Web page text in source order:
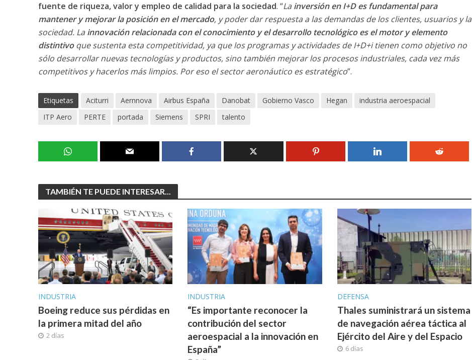
fuente de riqueza, valor y empleo de calidad para la sociedad. “La inversión en I+D es fundamental para
mantener y mejorar la posición en el mercado, y poder dar respuesta a las demandas de los clientes, usuarios y la
sociedad. La innovación relacionada con el conocimiento y el desarrollo tecnológico es el motor y elemento
distintivoque sustenta esta competitividad, ya que los programas y actividades de I+D+i tienen como objetivo no
sólo desarrollar nuevas tecnologías y productos, sino también mejorar los procesos industriales, cada vez más
competitivos y hacerlos más limpios. Por eso el sector aeronáutico es estratégico”.
Etiquetas Aciturri Aernnova Airbus España Danobat Gobierno Vasco Hegan
industria aeroespacial
ITP Aero
PERTE portada Siemens SPRI talento
TAMBIÉN TE PUEDE INTERESAR...
INDUSTRIA
Boeing reduce sus pérdidas en
la primera mitad del año
2 días
INDUSTRIA
“Es importante reconocer la
contribución del sector
aeroespacial a la innovación en
España”
DEFENSA
Thales suministrará un sistema
de navegación aérea táctica al
Ejército del Aire y del Espacio
6 días